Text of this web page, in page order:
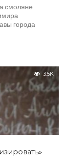
смоляне
города
3.5K